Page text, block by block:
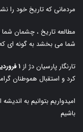
مردمانی که تاریخ خود را
مطالعه تاریخ ، چشمان شما
شما می بخشد به گونه ای
تارنگار پارسیان دژ از ۱ فروردین ۱۳۹۱
کرد و استقبال هموطنان
امیدواریم بتوانیم به
باشیم